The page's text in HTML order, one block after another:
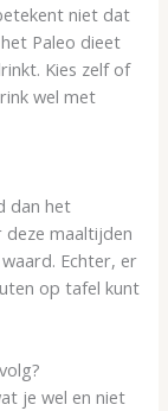
niet dat
Paleo dieet
Kies zelf of
wel met
dan het
deze maaltijden
Echter, er
op tafel kunt
je wel en niet